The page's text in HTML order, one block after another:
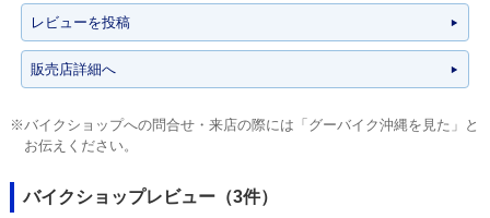
レビューを投稿
販売店詳細へ
※バイクショップへの問合せ・来店の際には「グーバイク沖縄を見た」と
お伝えください。
バイクショップレビュー（3件）